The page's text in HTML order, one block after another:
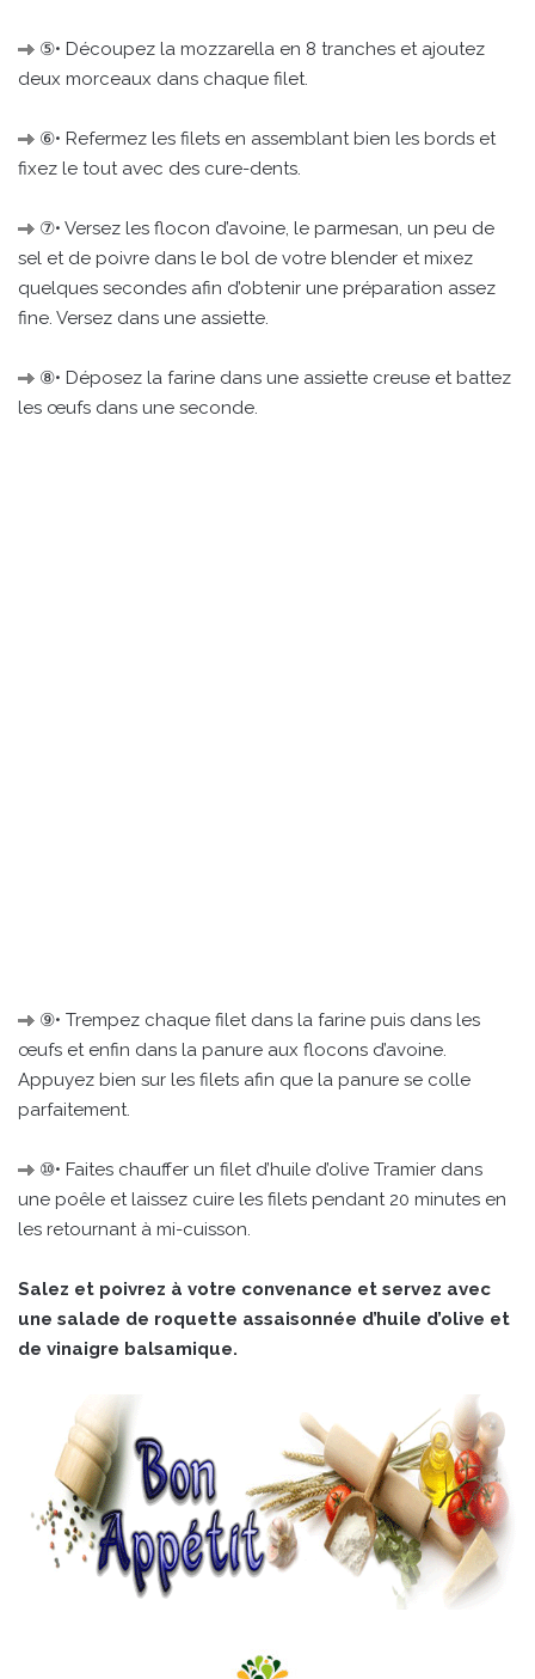
⑤• Découpez la mozzarella en 8 tranches et ajoutez
deux morceaux dans chaque filet.
⑥• Refermez les filets en assemblant bien les bords et
fixez le tout avec des cure-dents.
⑦• Versez les flocon d’avoine, le parmesan, un peu de
sel et de poivre dans le bol de votre blender et mixez
quelques secondes afin d’obtenir une préparation assez
fine. Versez dans une assiette.
⑧• Déposez la farine dans une assiette creuse et battez
les œufs dans une seconde.
⑨• Trempez chaque filet dans la farine puis dans les
œufs et enfin dans la panure aux flocons d’avoine.
Appuyez bien sur les filets afin que la panure se colle
parfaitement.
⑩• Faites chauffer un filet d’huile d’olive Tramier dans
une poêle et laissez cuire les filets pendant 20 minutes en
les retournant à mi-cuisson.
Salez et poivrez à votre convenance et servez avec
une salade de roquette assaisonnée d’huile d’olive et
de vinaigre balsamique.